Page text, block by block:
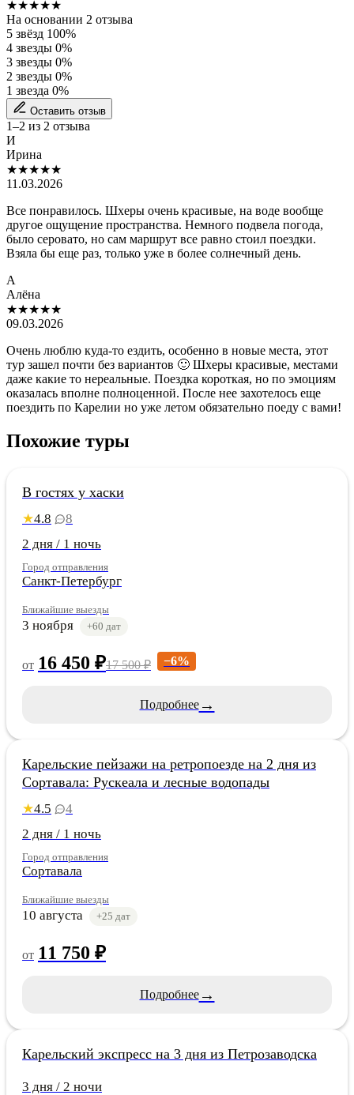
★★★★★
На основании 2 отзыва
5 звёзд 100%
4 звезды 0%
3 звезды 0%
2 звезды 0%
1 звезда 0%
Оставить отзыв
1–2 из 2 отзыва
И
Ирина
★★★★★
11.03.2026
Все понравилось. Шхеры очень красивые, на воде вообще
другое ощущение пространства. Немного подвела погода,
было серовато, но сам маршрут все равно стоил поездки.
Взяла бы еще раз, только уже в более солнечный день.
А
Алёна
★★★★★
09.03.2026
Очень люблю куда-то ездить, особенно в новые места, этот
тур зашел почти без вариантов 🙂 Шхеры красивые, местами
даже какие то нереальные. Поездка короткая, но по эмоциям
оказалась вполне полноценной. После нее захотелось еще
поездить по Карелии но уже летом обязательно поеду с вами!
Похожие туры
Акция на зимние даты
В гостях у хаски
★4.8
8
2 дня / 1 ночь
Город отправления
Санкт-Петербург
Ближайшие выезды
3 ноября +60 дат
от 16 450 ₽17 500 ₽ −6%
Подробнее→
Карельские пейзажи на ретропоезде на 2 дня из
Сортавала: Рускеала и лесные водопады
★4.5
4
2 дня / 1 ночь
Город отправления
Сортавала
Ближайшие выезды
10 августа +25 дат
от 11 750 ₽
Подробнее→
Карельский экспресс на 3 дня из Петрозаводска
3 дня / 2 ночи